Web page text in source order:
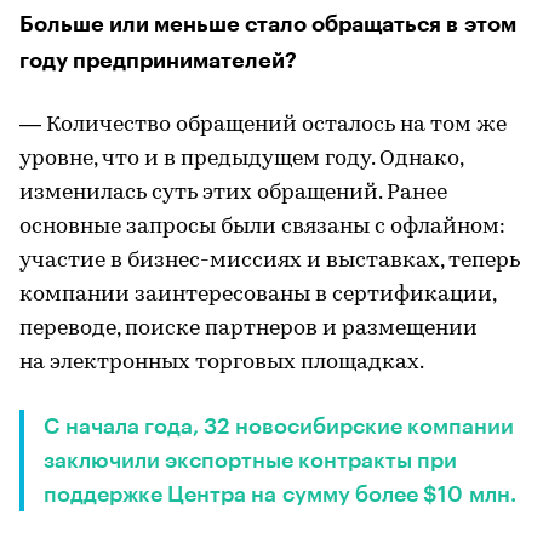
Больше или меньше стало обращаться в этом
году предпринимателей?
— Количество обращений осталось на том же
уровне, что и в предыдущем году. Однако,
изменилась суть этих обращений. Ранее
основные запросы были связаны с офлайном:
участие в бизнес-миссиях и выставках, теперь
компании заинтересованы в сертификации,
переводе, поиске партнеров и размещении
на электронных торговых площадках.
С начала года, 32 новосибирские компании
заключили экспортные контракты при
поддержке Центра на сумму более $10 млн.